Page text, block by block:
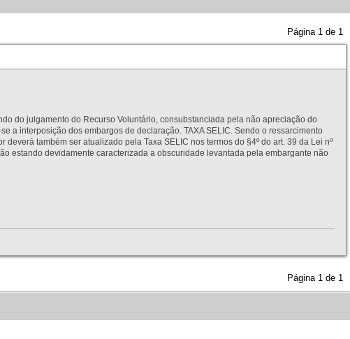
Página 1 de 1
do julgamento do Recurso Voluntário, consubstanciada pela não apreciação do
a interposição dos embargos de declaração. TAXA SELIC. Sendo o ressarcimento
também ser atualizado pela Taxa SELIC nos termos do §4º do art. 39 da Lei nº
estando devidamente caracterizada a obscuridade levantada pela embargante não
Página 1 de 1